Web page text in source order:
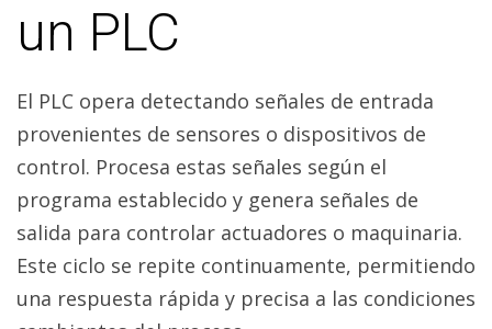
un PLC
El PLC opera detectando señales de entrada
provenientes de sensores o dispositivos de
control. Procesa estas señales según el
programa establecido y genera señales de
salida para controlar actuadores o maquinaria.
Este ciclo se repite continuamente, permitiendo
una respuesta rápida y precisa a las condiciones